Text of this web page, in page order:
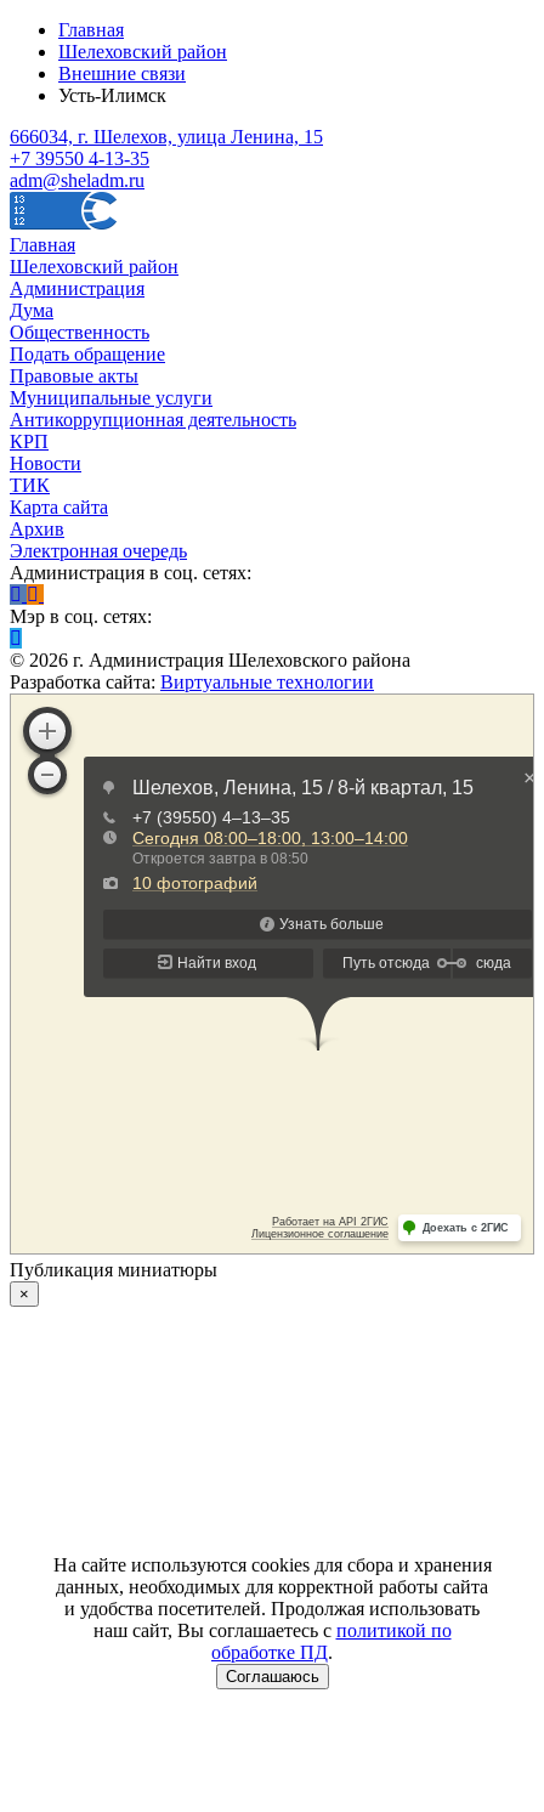
Главная
Шелеховский район
Внешние связи
Усть-Илимск
666034, г. Шелехов, улица Ленина, 15
+7 39550 4-13-35
adm@sheladm.ru
Главная
Шелеховский район
Администрация
Дума
Общественность
Подать обращение
Правовые акты
Муниципальные услуги
Антикоррупционная деятельность
КРП
Новости
ТИК
Карта сайта
Архив
Электронная очередь
Администрация в соц. сетях:
Мэр в соц. сетях:
© 2026 г. Администрация Шелеховского района
Разработка сайта: Виртуальные технологии
Публикация миниатюры
×
На сайте используются cookies для сбора и хранения
данных, необходимых для корректной работы сайта
и удобства посетителей. Продолжая использовать
наш сайт, Вы соглашаетесь с политикой по
обработке ПД.
Соглашаюсь